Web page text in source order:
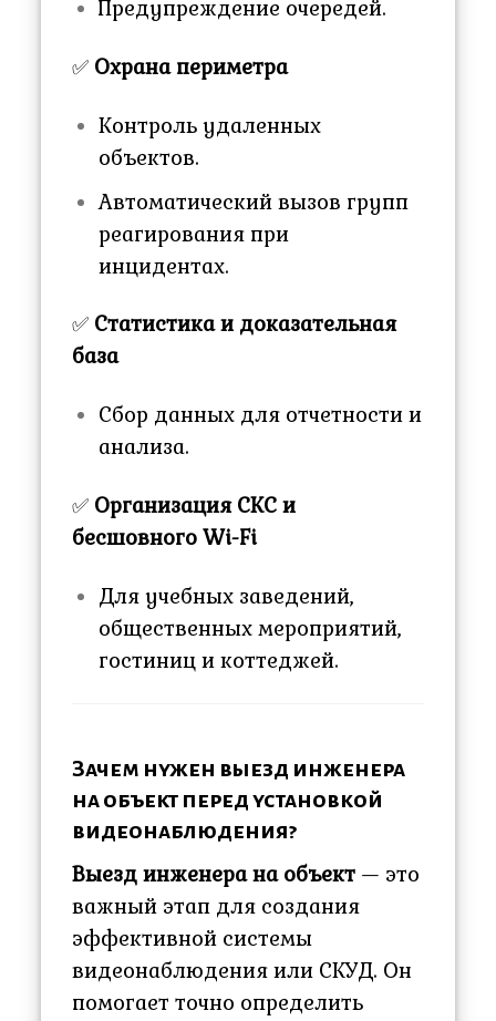
Предупреждение очередей.
✅ Охрана периметра
Контроль удаленных
объектов.
Автоматический вызов групп
реагирования при
инцидентах.
✅ Статистика и доказательная
база
Сбор данных для отчетности и
анализа.
✅ Организация СКС и
бесшовного Wi-Fi
Для учебных заведений,
общественных мероприятий,
гостиниц и коттеджей.
Зачем нужен выезд инженера
на объект перед установкой
видеонаблюдения?
Выезд инженера на объект — это
важный этап для создания
эффективной системы
видеонаблюдения или СКУД. Он
помогает точно определить